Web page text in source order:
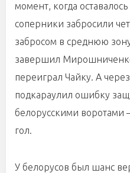
момент, когда
соперники забросили
забросом в среднюю
завершил
переиграл Чайку. А
подкараулил ошибку
белорусскими воротами
гол.
У белорусов был шанс